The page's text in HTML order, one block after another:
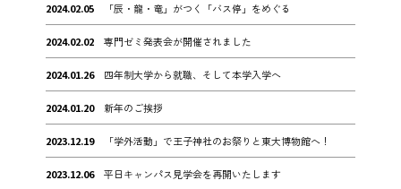
2024.02.05 「辰・龍・竜」がつく「バス停」をめぐる
2024.02.02 専門ゼミ発表会が開催されました
2024.01.26 四年制大学から就職、そして本学入学へ
2024.01.20 新年のご挨拶
2023.12.19 「学外活動」で王子神社のお祭りと東大博物館へ！
2023.12.06 平日キャンパス見学会を再開いたします